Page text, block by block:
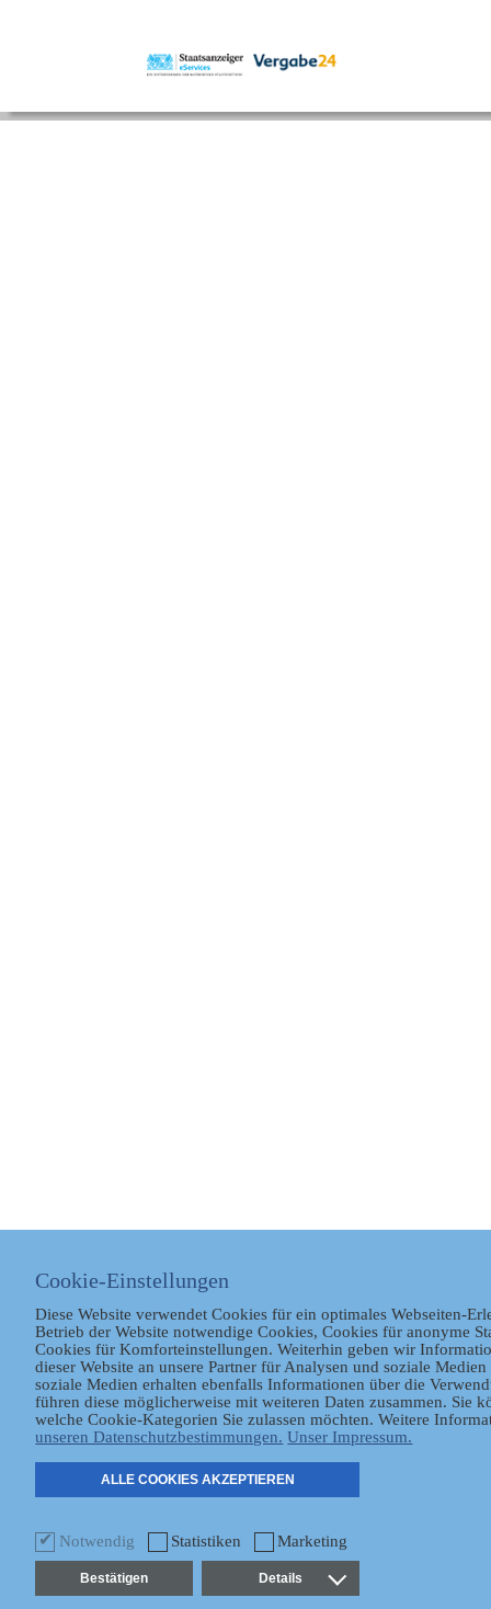
Cookie-Einstellungen
Diese Website verwendet Cookies für ein optimales Webseiten-
Betrieb der Website notwendige Cookies, Cookies für anonyme
Cookies für Komforteinstellungen. Weiterhin geben wir
dieser Website an unsere Partner für Analysen und soziale
soziale Medien erhalten ebenfalls Informationen über die
führen diese möglicherweise mit weiteren Daten zusammen. Sie
welche Cookie-Kategorien Sie zulassen möchten. Weitere
unseren Datenschutzbestimmungen. Unser Impressum.
ALLE COOKIES AKZEPTIEREN
Notwendig Statistiken Marketing
Bestätigen Details